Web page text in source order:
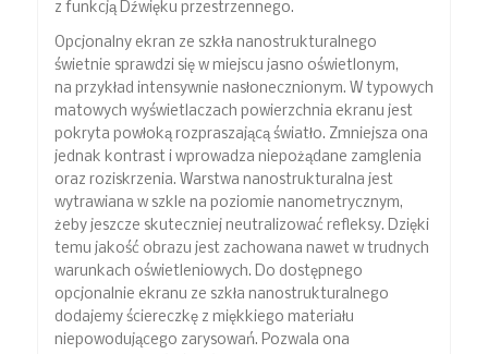
z funkcją Dźwięku przestrzennego.
Opcjonalny ekran ze szkła nanostrukturalnego
świetnie sprawdzi się w miejscu jasno oświetlonym,
na przykład intensywnie nasłonecznionym. W typowych
matowych wyświetlaczach powierzchnia ekranu jest
pokryta powłoką rozpraszającą światło. Zmniejsza ona
jednak kontrast i wprowadza niepożądane zamglenia
oraz roziskrzenia. Warstwa nanostrukturalna jest
wytrawiana w szkle na poziomie nanometrycznym,
żeby jeszcze skuteczniej neutralizować refleksy. Dzięki
temu jakość obrazu jest zachowana nawet w trudnych
warunkach oświetleniowych. Do dostępnego
opcjonalnie ekranu ze szkła nanostrukturalnego
dodajemy ściereczkę z miękkiego materiału
niepowodującego zarysowań. Pozwala ona